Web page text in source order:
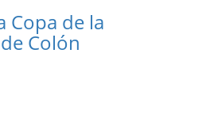
Copa de la
Colón